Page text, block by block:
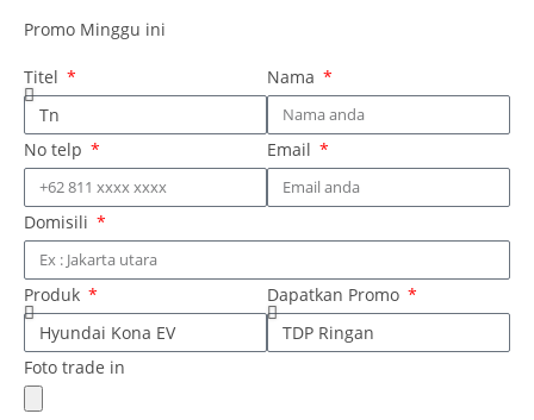
Promo Minggu ini
Titel Nama
No telp Email
Domisili
Produk Dapatkan Promo
Foto trade in